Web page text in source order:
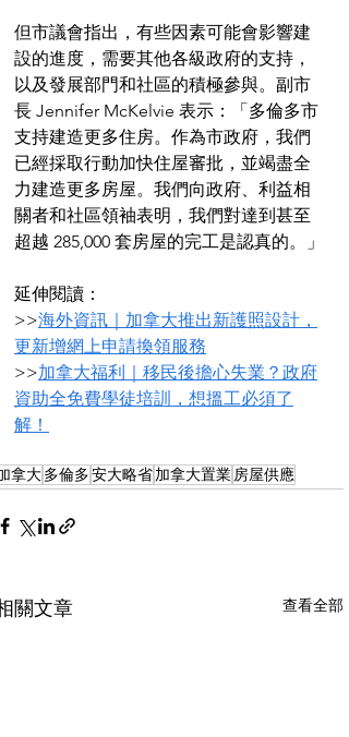
但市議會指出，有些因素可能會影響建
設的進度，需要其他各級政府的支持，
以及發展部門和社區的積極參與。副市
長 Jennifer McKelvie 表示：「多倫多市
支持建造更多住房。作為市政府，我們
已經採取行動加快住屋審批，並竭盡全
力建造更多房屋。我們向政府、利益相
關者和社區領袖表明，我們對達到甚至
超越 285,000 套房屋的完工是認真的。」
延伸閱讀：
>>海外資訊｜加拿大推出新護照設計，
更新增網上申請換領服務
>>加拿大福利｜移民後擔心失業？政府
資助全免費學徒培訓，想搵工必須了
解！
拿大多倫多安大略省加拿大置業房屋供應
關文章 查看全部